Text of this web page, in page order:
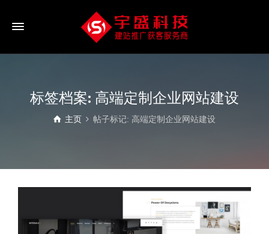
标签档案: 高端定制企业网站建设
主页 帖子标记: 高端定制企业网站建设